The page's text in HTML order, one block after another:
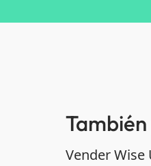
Vender Wise